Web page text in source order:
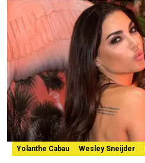
Yolanthe Cabau Wesley Sneijder